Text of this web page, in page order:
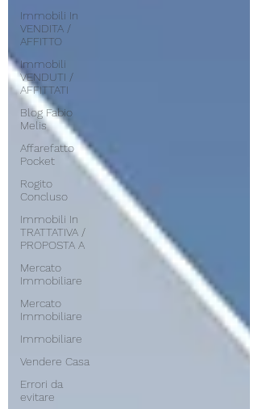
Immobili In
VENDITA /
AFFITTO
Immobili
VENDUTI /
AFFITTATI
Blog Fabio
Melis
Affarefatto
Pocket
Rogito
Concluso
Immobili In
TRATTATIVA /
PROPOSTA A
Mercato
Immobiliare
Mercato
Immobiliare
Immobiliare
Vendere Casa
Errori da
evitare